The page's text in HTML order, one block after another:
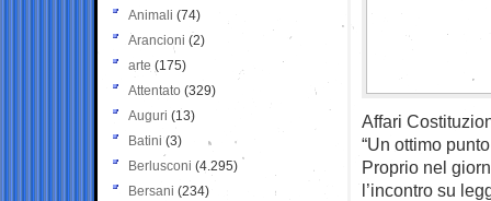
Affari
“Un ottimo
Proprio nel
l’incontro su
Animali (74)
Arancioni (2)
arte (175)
Attentato (329)
Auguri (13)
Batini (3)
Berlusconi (4.295)
Bersani (234)